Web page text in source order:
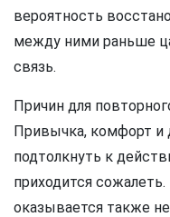
вероятность
между ними раньше
связь.
Причин для
Привычка, комфорт и
подтолкнуть к
приходится
оказывается также